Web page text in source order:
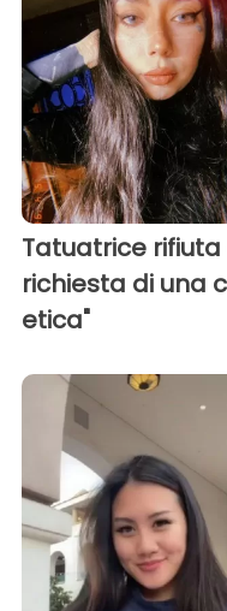
Tatuatrice
richiesta di una
etica"